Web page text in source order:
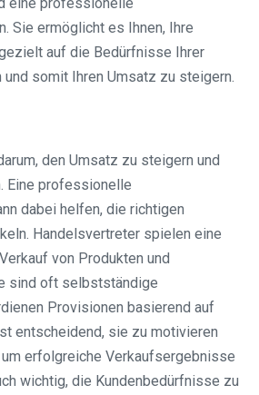
Sie ermöglicht es Ihnen, Ihre
auf die Bedürfnisse Ihrer
und somit Ihren Umsatz zu steigern.
den Umsatz zu steigern und
Eine professionelle
dabei helfen, die richtigen
Handelsvertreter spielen eine
von Produkten und
sind oft selbstständige
Provisionen basierend auf
entscheidend, sie zu motivieren
erfolgreiche Verkaufsergebnisse
wichtig, die Kundenbedürfnisse zu